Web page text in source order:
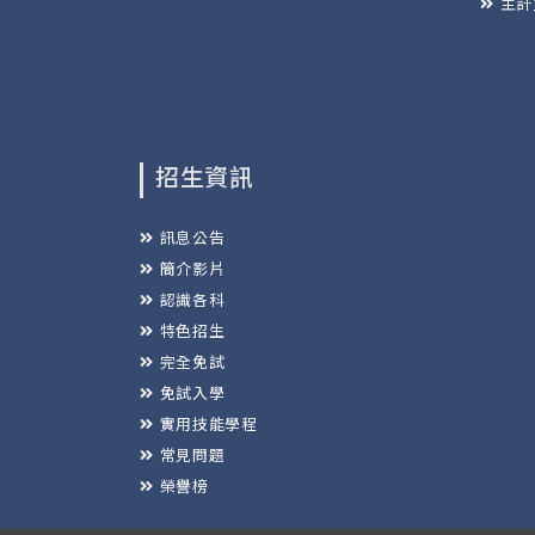
招生資訊
訊息公告
簡介影片
認識各科
特色招生
完全免試
免試入學
實用技能學程
常見問題
榮譽榜